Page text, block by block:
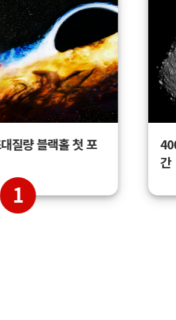
질량 블랙홀 첫 포
1
간